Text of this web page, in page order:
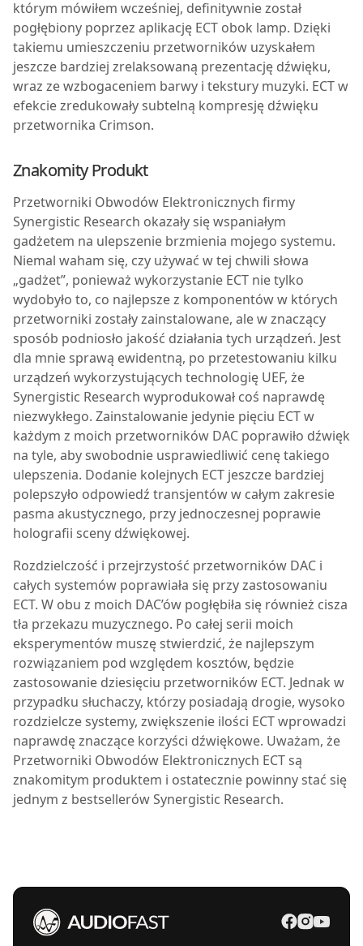
którym mówiłem wcześniej, definitywnie został
pogłębiony poprzez aplikację ECT obok lamp. Dzięki
takiemu umieszczeniu przetworników uzyskałem
jeszcze bardziej zrelaksowaną prezentację dźwięku,
wraz ze wzbogaceniem barwy i tekstury muzyki. ECT w
efekcie zredukowały subtelną kompresję dźwięku
przetwornika Crimson.
Znakomity Produkt
Przetworniki Obwodów Elektronicznych firmy
Synergistic Research okazały się wspaniałym
gadżetem na ulepszenie brzmienia mojego systemu.
Niemal waham się, czy używać w tej chwili słowa
„gadżet”, ponieważ wykorzystanie ECT nie tylko
wydobyło to, co najlepsze z komponentów w których
przetworniki zostały zainstalowane, ale w znaczący
sposób podniosło jakość działania tych urządzeń. Jest
dla mnie sprawą ewidentną, po przetestowaniu kilku
urządzeń wykorzystujących technologię UEF, że
Synergistic Research wyprodukował coś naprawdę
niezwykłego. Zainstalowanie jedynie pięciu ECT w
każdym z moich przetworników DAC poprawiło dźwięk
na tyle, aby swobodnie usprawiedliwić cenę takiego
ulepszenia. Dodanie kolejnych ECT jeszcze bardziej
polepszyło odpowiedź transjentów w całym zakresie
pasma akustycznego, przy jednoczesnej poprawie
holografii sceny dźwiękowej.
Rozdzielczość i przejrzystość przetworników DAC i
całych systemów poprawiała się przy zastosowaniu
ECT. W obu z moich DAC’ów pogłębiła się również cisza
tła przekazu muzycznego. Po całej serii moich
eksperymentów muszę stwierdzić, że najlepszym
rozwiązaniem pod względem kosztów, będzie
zastosowanie dziesięciu przetworników ECT. Jednak w
przypadku słuchaczy, którzy posiadają drogie, wysoko
rozdzielcze systemy, zwiększenie ilości ECT wprowadzi
naprawdę znaczące korzyści dźwiękowe. Uważam, że
Przetworniki Obwodów Elektronicznych ECT są
znakomitym produktem i ostatecznie powinny stać się
jednym z bestsellerów Synergistic Research.